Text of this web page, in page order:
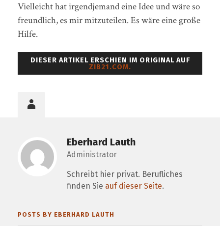
Vielleicht hat irgendjemand eine Idee und wäre so
freundlich, es mir mitzuteilen. Es wäre eine große
Hilfe.
DIESER ARTIKEL ERSCHIEN IM ORIGINAL AUF
ZIB21.COM.
Eberhard Lauth
Administrator
Schreibt hier privat. Berufliches
finden Sie auf dieser Seite.
POSTS BY EBERHARD LAUTH